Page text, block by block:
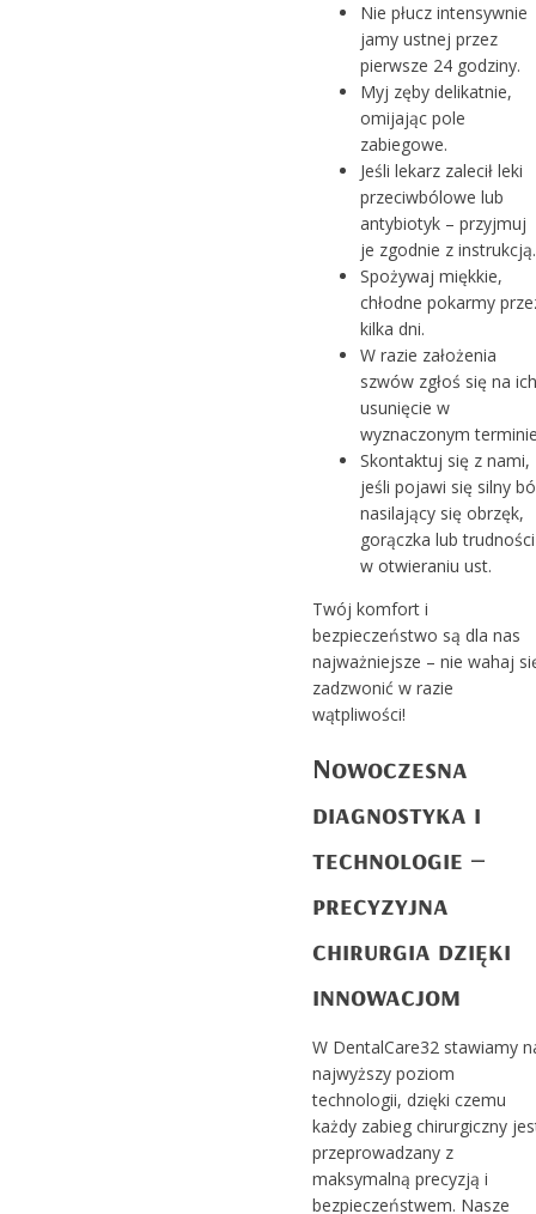
Nie płucz intensywnie
jamy ustnej przez
pierwsze 24 godziny.
Myj zęby delikatnie,
omijając pole
zabiegowe.
Jeśli lekarz zalecił leki
przeciwbólowe lub
antybiotyk – przyjmuj
je zgodnie z instrukcją.
Spożywaj miękkie,
chłodne pokarmy
kilka dni.
W razie założenia
szwów zgłoś się na ich
usunięcie w
wyznaczonym
Skontaktuj się z nami,
jeśli pojawi się silny
nasilający się obrzęk,
gorączka lub trudności
w otwieraniu ust.
Twój komfort i
bezpieczeństwo są dla nas
najważniejsze – nie wahaj
zadzwonić w razie
wątpliwości!
Nowoczesna
diagnostyka i
technologie –
precyzyjna
chirurgia dzięki
innowacjom
W DentalCare32 stawiamy
najwyższy poziom
technologii, dzięki czemu
każdy zabieg chirurgiczny
przeprowadzany z
maksymalną precyzją i
bezpieczeństwem. Nasze